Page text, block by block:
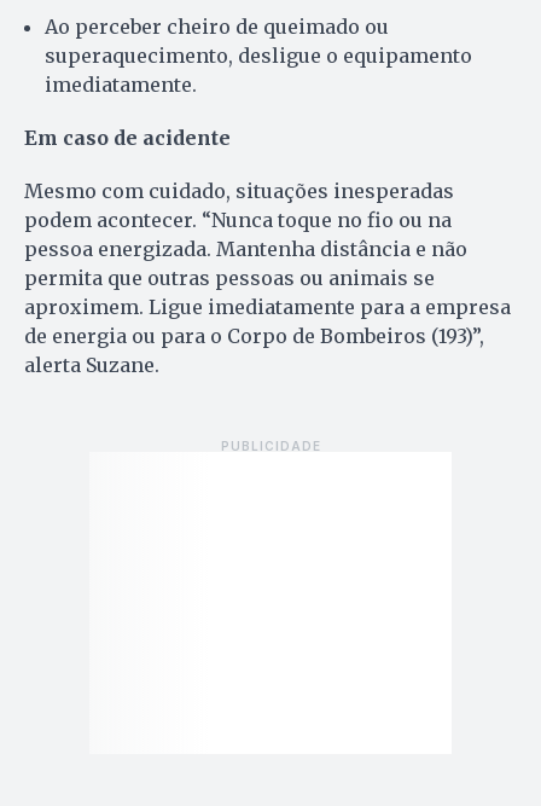
Ao perceber cheiro de queimado ou
superaquecimento, desligue o equipamento
imediatamente.
Em caso de acidente
Mesmo com cuidado, situações inesperadas
podem acontecer. “Nunca toque no fio ou na
pessoa energizada. Mantenha distância e não
permita que outras pessoas ou animais se
aproximem. Ligue imediatamente para a empresa
de energia ou para o Corpo de Bombeiros (193)”,
alerta Suzane.